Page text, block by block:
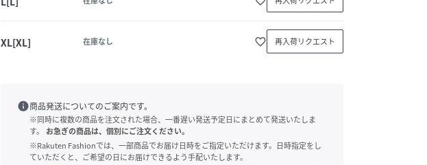
XL[XL] 在庫なし favorite_border 再入荷リクエスト
info商品発送についてのご案内です。
※同時に複数の商品を注文された場合、一番遅い発送予定日にまとめて発送いたしま
す。
お急ぎの商品は、個別にご注文ください。
※Rakuten Fashionでは、一部商品でお届け日時をご指定いただけます。日時指定をし
ていただくと、ご希望の日にお届けできるよう手配いたします。